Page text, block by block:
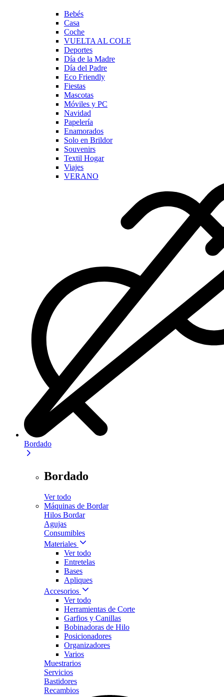
Bebés
Casa
Coche
VUELTA AL COLE
Deportes
Día de la Madre
Día del Padre
Eco Friendly
Fiestas
Mascotas
Móviles y PC
Navidad
Papelería
Enamorados
Solo en Brildor
Souvenirs
Textil Hogar
Viajes
VERANO
Bordado
Bordado
Ver todo
Máquinas de Bordar
Hilos Bordar
Agujas
Consumibles
Materiales
Ver todo
Entretelas
Bases
Apliques
Accesorios
Ver todo
Herramientas de Corte
Garfios y Canillas
Bobinadoras de Hilo
Posicionadores
Organizadores
Varios
Muestrarios
Servicios
Bastidores
Recambios